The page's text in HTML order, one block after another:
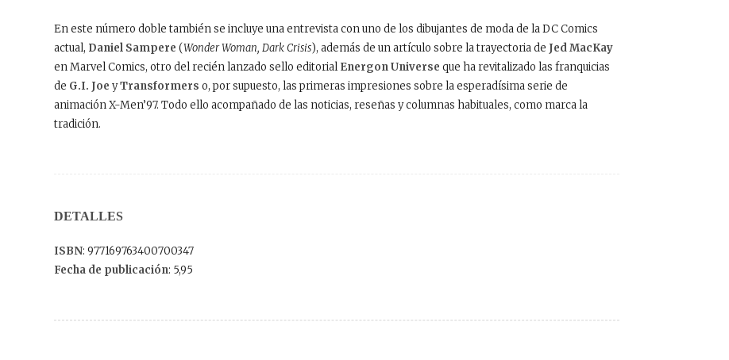
En este número doble también se incluye una entrevista con uno de los dibujantes de moda de la DC Comics
actual, Daniel Sampere (Wonder Woman, Dark Crisis), además de un artículo sobre la trayectoria de Jed MacKay
en Marvel Comics, otro del recién lanzado sello editorialEnergon Universe que ha revitalizado las franquicias
de G.I. Joe yTransformers o, por supuesto, las primeras impresiones sobre la esperadísima serie de
animación X-Men’97. Todo ello acompañado de las noticias, reseñas y columnas habituales, como marca la
tradición.
DETALLES
ISBN: 977169763400700347
Fecha de publicación: 5,95